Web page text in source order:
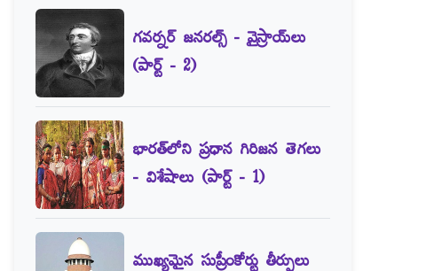
గవర్నర్‌ జనరల్స్‌ - వైస్రాయ్‌లు
(పార్ట్‌ - 2)
భారత్‌లోని ప్రధాన గిరిజన తెగలు
- విశేషాలు (పార్ట్‌ - 1)
ముఖ్యమైన సుప్రీంకోర్టు తీర్పులు